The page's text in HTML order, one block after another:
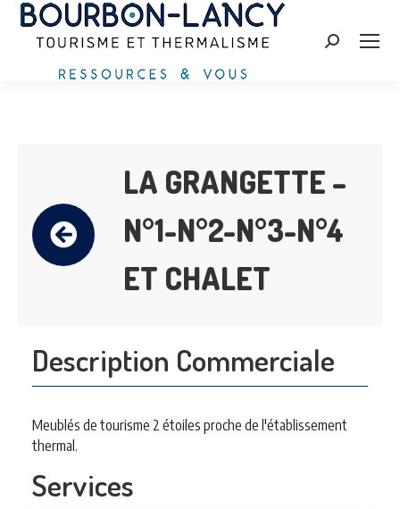
Zoeken:
LA GRANGETTE –
N°1-N°2-N°3-N°4
ET CHALET
Description Commerciale
Meublés de tourisme 2 étoiles proche de l'établissement
thermal.
Services